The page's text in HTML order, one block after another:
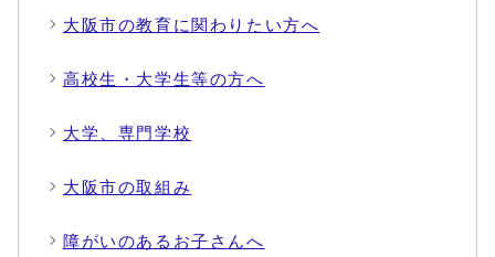
大阪市の教育に関わりたい方へ
高校生・大学生等の方へ
大学、専門学校
大阪市の取組み
障がいのあるお子さんへ